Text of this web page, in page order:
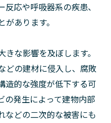
応や呼吸器系の疾患、
あります。
な影響を及ぼします。
どの建材に侵入し、腐敗
造的な強度が低下する可
の発生によって建物内部
などの二次的な被害にも